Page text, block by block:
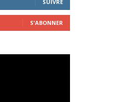
SUIVRE
S'ABONNER